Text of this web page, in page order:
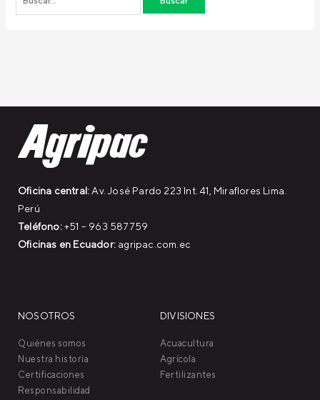
Oficina central: Av. José Pardo 223 Int. 41, Miraflores Lima.
Perú
Teléfono:+51 – 963 587759
Oficinas en Ecuador: agripac.com.ec
NOSOTROS
Quiénes somos
Nuestra historia
Certificaciones
Responsabilidad
DIVISIONES
Acuacultura
Agrícola
Fertilizantes